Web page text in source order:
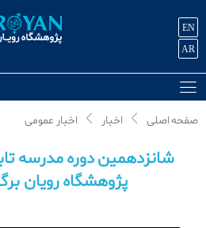
EN
AR
صفحه اصلی اخبار اخبار عمومی
شانزدهمین دوره مدرسه
پژوهشگاه رویان